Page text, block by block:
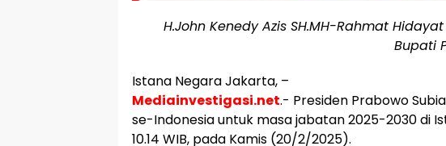
H.John Kenedy Azis SH.MH-Rahmat
Bupati
Istana Negara Jakarta, –
Mediainvestigasi.net.- Presiden Prabowo
se-Indonesia untuk masa jabatan 2025-2030 di
10.14 WIB, pada Kamis (20/2/2025).